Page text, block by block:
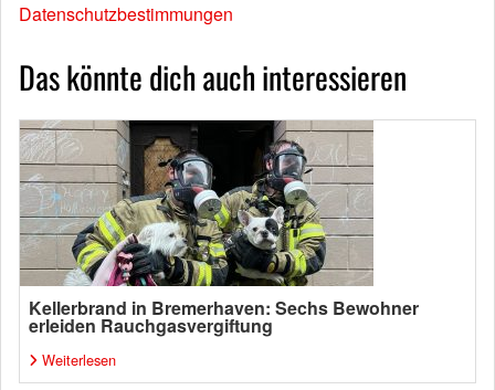
Datenschutzbestimmungen
Das könnte dich auch interessieren
Kellerbrand in Bremerhaven: Sechs Bewohner
erleiden Rauchgasvergiftung
Weiterlesen